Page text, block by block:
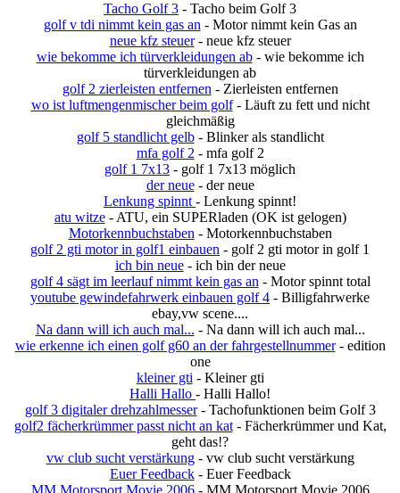
Tacho Golf 3 - Tacho beim Golf 3
golf v tdi nimmt kein gas an - Motor nimmt kein Gas an
neue kfz steuer- neue kfz steuer
wie bekomme ich türverkleidungen ab- wie bekomme ich
türverkleidungen ab
golf 2 zierleisten entfernen - Zierleisten entfernen
wo ist luftmengenmischer beim golf- Läuft zu fett und nicht
gleichmäßig
golf 5 standlicht gelb- Blinker als standlicht
mfa golf 2 - mfa golf 2
golf 1 7x13 - golf 1 7x13 möglich
der neue- der neue
Lenkung spinnt - Lenkung spinnt!
atu witze- ATU, ein SUPERladen (OK ist gelogen)
Motorkennbuchstaben - Motorkennbuchstaben
golf 2 gti motor in golf1 einbauen - golf 2 gti motor in golf 1
ich bin neue- ich bin der neue
golf 4 sägt im leerlauf nimmt kein gas an - Motor spinnt total
youtube gewindefahrwerk einbauen golf 4 - Billigfahrwerke
ebay,vw scene....
Na dann will ich auch mal... - Na dann will ich auch mal...
wie erkenne ich einen golf g60 an der fahrgestellnummer- edition
one
kleiner gti - Kleiner gti
Halli Hallo - Halli Hallo!
golf 3 digitaler drehzahlmesser- Tachofunktionen beim Golf 3
golf2 fächerkrümmer passt nicht an kat- Fächerkrümmer und Kat,
geht das!?
vw club sucht verstärkung- vw club sucht verstärkung
Euer Feedback- Euer Feedback
MM Motorsport Movie 2006- MM Motorsport Movie 2006